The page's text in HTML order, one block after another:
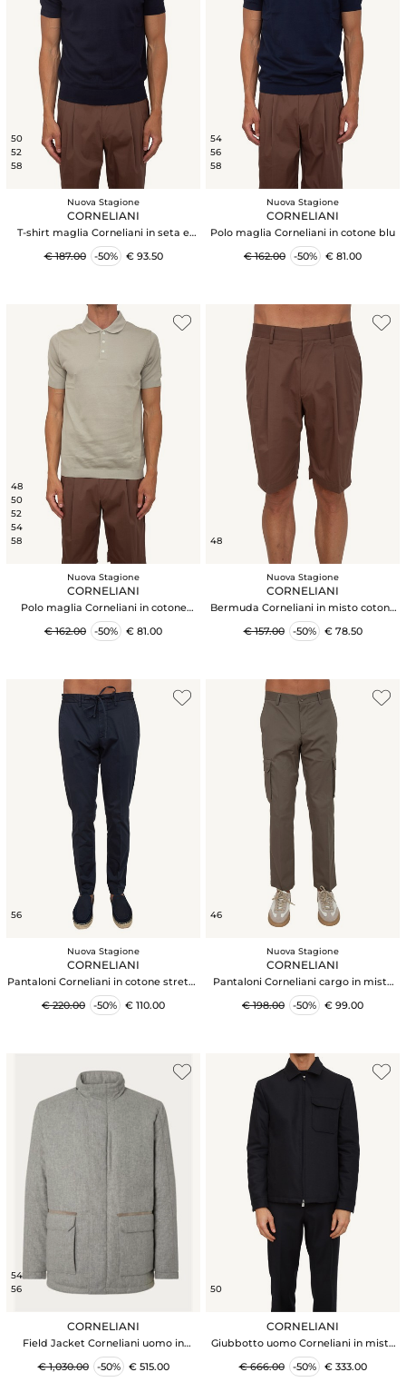
50
52
58
Nuova Stagione
CORNELIANI
T-shirt maglia Corneliani in seta e
cotone blu
€ 187.00
-50% € 93.50
54
56
58
Nuova Stagione
CORNELIANI
Polo maglia Corneliani in cotone blu
€ 162.00
-50% € 81.00
48
50
52
54
58
Nuova Stagione
CORNELIANI
Polo maglia Corneliani in cotone
beige
€ 162.00
-50% € 81.00
48
Nuova Stagione
CORNELIANI
Bermuda Corneliani in misto cotone
marrone
€ 157.00
-50% € 78.50
56
Nuova Stagione
CORNELIANI
Pantaloni Corneliani in cotone stretch
blu
€ 220.00
-50% € 110.00
46
Nuova Stagione
CORNELIANI
Pantaloni Corneliani cargo in misto
cotone
€ 198.00
-50% € 99.00
54
56
CORNELIANI
Field Jacket Corneliani uomo in
esclusivo tessuto Tecno Cashmere
grigio
€ 1,030.00 -50% € 515.00
50
CORNELIANI
Giubbotto uomo Corneliani in misto
cashmere e lana blu
€ 666.00
-50% € 333.00